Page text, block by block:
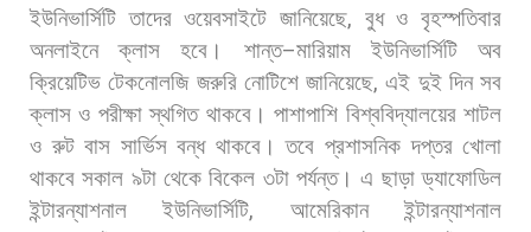
ইউনিভার্সিটি তাদের ওয়েবসাইটে জানিয়েছে, বুধ ও বৃহস্পতিবার
অনলাইনে
ক্লাস হবে। শান্ত–মারিয়াম ইউনিভার্সিটি
অব
ক্রিয়েটিভ টেকনোলজি জরুরি নোটিশে জানিয়েছে,এই দুই দিন সব
ক্লাস ও পরীক্ষা স্থগিত থাকবে। পাশাপাশি বিশ্ববিদ্যালয়ের শাটল
ও রুট বাস সার্ভিস বন্ধ থাকবে। তবে প্রশাসনিক দপ্তর খোলা
থাকবে সকাল ৯টা থেকে বিকেল ৩টা পর্যন্ত। এ ছাড়া ড্যাফোডিল
ইন্টারন্যাশনাল
ইউনিভার্সিটি, আমেরিকান
ইন্টারন্যাশনাল